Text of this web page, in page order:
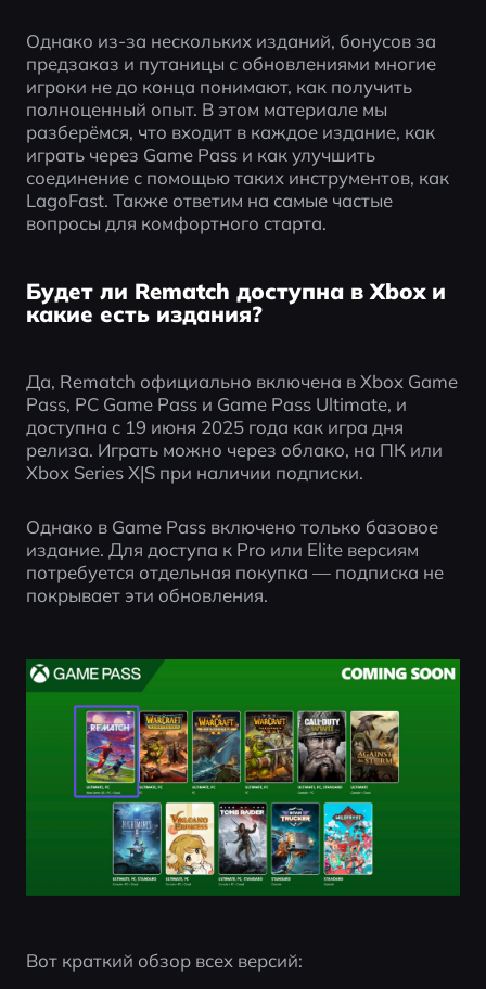
Однако из-за нескольких изданий, бонусов за
предзаказ и путаницы с обновлениями многие
игроки не до конца понимают, как получить
полноценный опыт. В этом материале мы
разберёмся, что входит в каждое издание, как
играть через Game Pass и как улучшить
соединение с помощью таких инструментов, как
LagoFast. Также ответим на самые частые
вопросы для комфортного старта.
Будет ли Rematch доступна в Xbox и
какие есть издания?
Да, Rematch официально включена в Xbox Game
Pass, PC Game Pass и Game Pass Ultimate, и
доступна с 19 июня 2025 года как игра дня
релиза. Играть можно через облако, на ПК или
Xbox Series X|S при наличии подписки.
Однако в Game Pass включено только базовое
издание. Для доступа к Pro или Elite версиям
потребуется отдельная покупка — подписка не
покрывает эти обновления.
Вот краткий обзор всех версий: